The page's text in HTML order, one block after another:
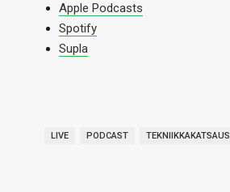
Apple Podcasts
Spotify
Supla
LIVE PODCAST TEKNIIKKAKATSAUS